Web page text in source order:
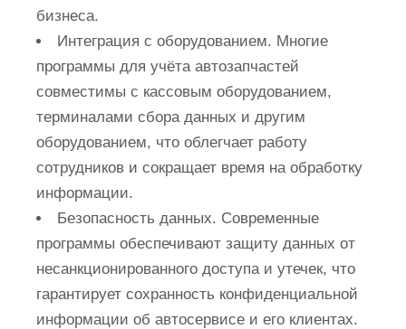
бизнеса.
Интеграция с оборудованием. Многие
программы для учёта автозапчастей
совместимы с кассовым оборудованием,
терминалами сбора данных и другим
оборудованием, что облегчает работу
сотрудников и сокращает время на обработку
информации.
Безопасность данных. Современные
программы обеспечивают защиту данных от
несанкционированного доступа и утечек, что
гарантирует сохранность конфиденциальной
информации об автосервисе и его клиентах.